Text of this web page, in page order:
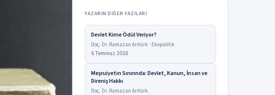
YAZARIN DIĞER YAZILARI
Devlet Kime Ödül Veriyor?
Doç. Dr. Ramazan Arıtürk · Ekopolitik
6 Temmuz 2026
Meşruiyetin Sınırında: Devlet, Kanun, İnsan ve
Direniş Hakkı
Doç. Dr. Ramazan Arıtürk